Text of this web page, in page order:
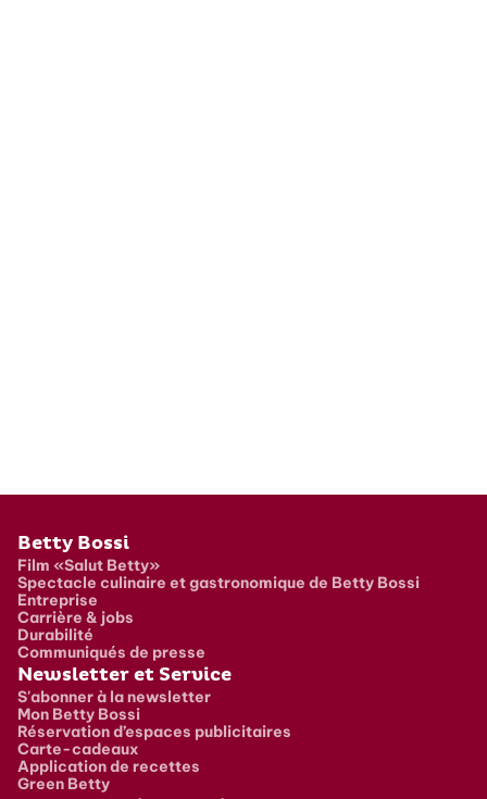
Pied de page
Betty Bossi
Film «Salut Betty»
Spectacle culinaire et gastronomique de Betty Bossi
Entreprise
Carrière & jobs
Durabilité
Communiqués de presse
Newsletter et Service
S'abonner à la newsletter
Mon Betty Bossi
Réservation d’espaces publicitaires
Carte-cadeaux
Application de recettes
Green Betty